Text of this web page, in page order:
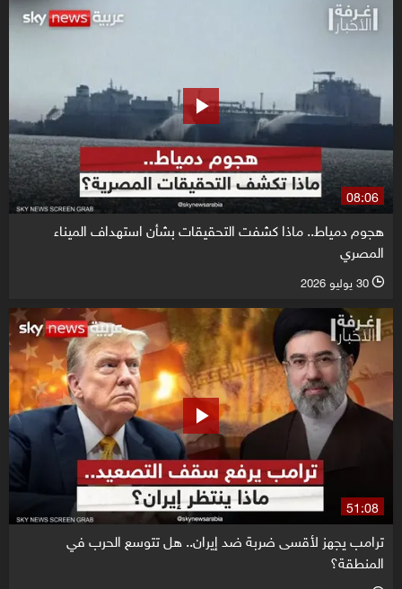
08:06
هجوم دمياط.. ماذا كشفت التحقيقات بشأن استهداف الميناء
المصري
l 30 يوليو 2026
51:08
ترامب يجهز لأقسى ضربة ضد إيران.. هل تتوسع الحرب في
المنطقة؟